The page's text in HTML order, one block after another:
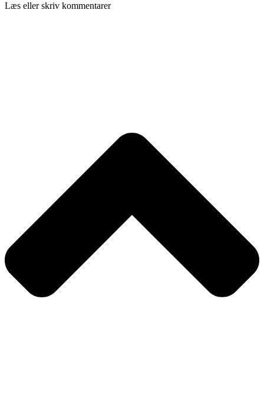
Læs eller skriv kommentarer